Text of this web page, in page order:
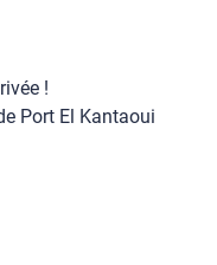
!
Port El Kantaoui